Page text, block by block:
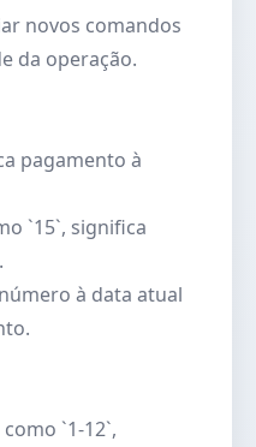
novos comandos
da operação.
pagamento à
`15`, significa
à data atual
`1-12`,